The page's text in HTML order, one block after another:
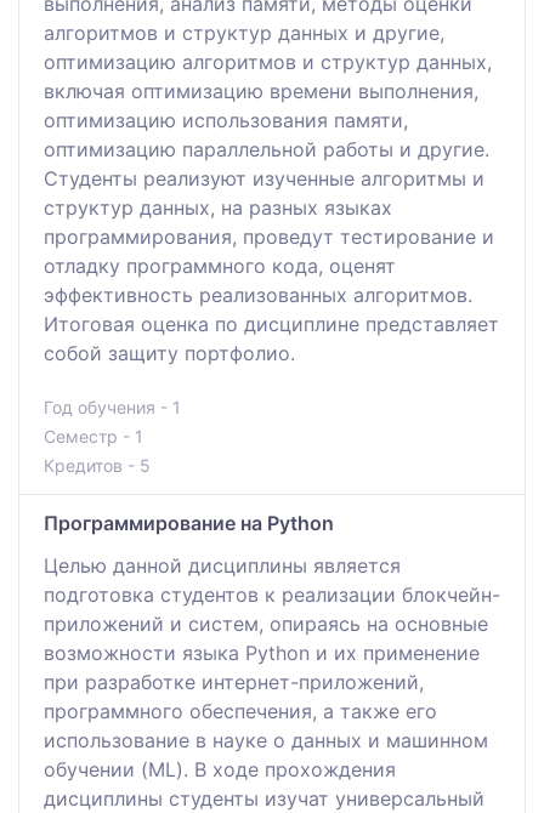
алгоритмов и структур данных и другие,
оптимизацию алгоритмов и структур данных,
включая оптимизацию времени выполнения,
оптимизацию использования памяти,
оптимизацию параллельной работы и другие.
Студенты реализуют изученные алгоритмы и
структур данных, на разных языках
программирования, проведут тестирование и
отладку программного кода, оценят
эффективность реализованных алгоритмов.
Итоговая оценка по дисциплине представляет
собой защиту портфолио.
Год обучения - 1
Семестр - 1
Кредитов - 5
Программирование на Python
Целью данной дисциплины является
подготовка студентов к реализации блокчейн-
приложений и систем, опираясь на основные
возможности языка Python и их применение
при разработке интернет-приложений,
программного обеспечения, а также его
использование в науке о данных и машинном
обучении (ML). В ходе прохождения
дисциплины студенты изучат универсальный